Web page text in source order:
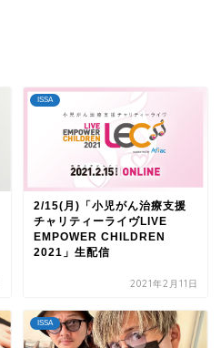
ISSA
2/15(月)「小児がん治療支援
チャリティーライヴLIVE
EMPOWER CHILDREN
2021」生配信
2021年2月11日
ISSA